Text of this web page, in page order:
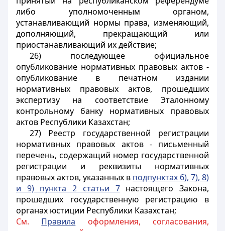
либо уполномоченным органом,
устанавливающий нормы права, изменяющий,
дополняющий, прекращающий или
приостанавливающий их действие;
26) последующее официальное
опубликование нормативных правовых актов -
опубликование в печатном издании
нормативных правовых актов, прошедших
экспертизу на соответствие Эталонному
контрольному банку нормативных правовых
актов Республики Казахстан;
27) Реестр государственной регистрации
нормативных правовых актов - письменный
перечень, содержащий номер государственной
регистрации и реквизиты нормативных
правовых актов, указанных в подпунктах 6), 7), 8)
и 9) пункта 2 статьи 7настоящего Закона,
прошедших государственную регистрацию в
органах юстиции Республики Казахстан;
См. Правила оформления, согласования,